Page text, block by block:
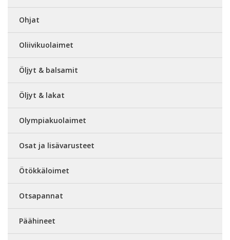
Ohjat
Oliivikuolaimet
Öljyt & balsamit
Öljyt & lakat
Olympiakuolaimet
Osat ja lisävarusteet
Ötökkäloimet
Otsapannat
Päähineet